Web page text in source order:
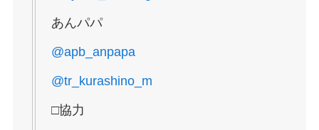
あんパパ
@apb_anpapa
@tr_kurashino_m
□協力